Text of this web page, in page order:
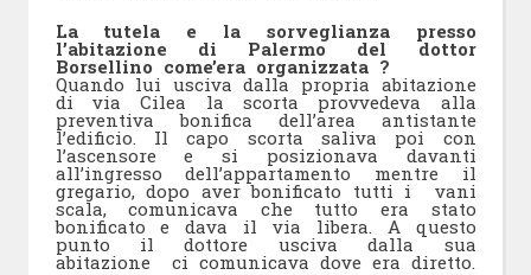
La tutela e la sorveglianza presso
l’abitazione di Palermo del dottor
Borsellino come’era organizzata ?
Quando lui usciva dalla propria abitazione
di via Cilea la scorta provvedeva alla
preventiva bonifica dell’area antistante
l’edificio. Il capo scorta saliva poi con
l’ascensore e si posizionava davanti
all’ingresso dell’appartamento mentre il
gregario, dopo aver bonificato tutti i vani
scala, comunicava che tutto era stato
bonificato e dava il via libera. A questo
punto il dottore usciva dalla sua
abitazione ci comunicava dove era diretto.